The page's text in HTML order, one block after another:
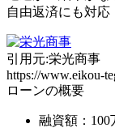
自由返済にも対応
引用元:栄光商事
https://www.eikou-
ローンの概要
融資額：100